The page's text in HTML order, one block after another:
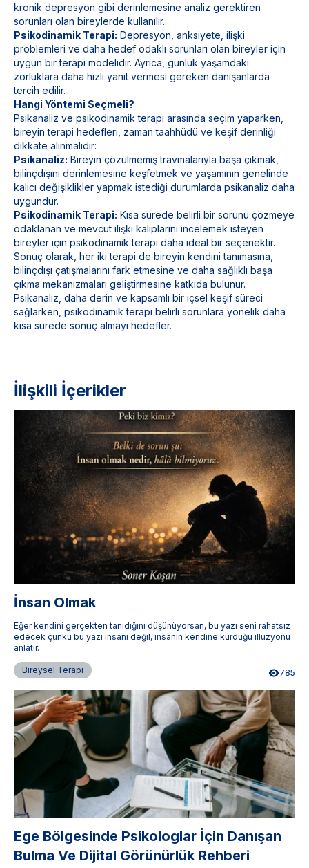
kronik depresyon gibi derinlemesine analiz gerektiren
sorunları olan bireylerde kullanılır.
Psikodinamik Terapi: Depresyon, anksiyete, ilişki
problemleri ve daha hedef odaklı sorunları olan bireyler için
uygun bir terapi modelidir. Ayrıca, günlük yaşamdaki
zorluklara daha hızlı yanıt vermesi gereken danışanlarda
tercih edilir.
Hangi Yöntemi Seçmeli?
Psikanaliz ve psikodinamik terapi arasında seçim yaparken,
bireyin terapi hedefleri, zaman taahhüdü ve keşif derinliği
dikkate alınmalıdır:
Psikanaliz: Bireyin çözülmemiş travmalarıyla başa çıkmak,
bilinçdışını derinlemesine keşfetmek ve yaşamının genelinde
kalıcı değişiklikler yapmak istediği durumlarda psikanaliz daha
uygundur.
Psikodinamik Terapi: Kısa sürede belirli bir sorunu çözmeye
odaklanan ve mevcut ilişki kalıplarını incelemek isteyen
bireyler için psikodinamik terapi daha ideal bir seçenektir.
Sonuç olarak, her iki terapi de bireyin kendini tanımasına,
bilinçdışı çatışmalarını fark etmesine ve daha sağlıklı başa
çıkma mekanizmaları geliştirmesine katkıda bulunur.
Psikanaliz, daha derin ve kapsamlı bir içsel keşif süreci
sağlarken, psikodinamik terapi belirli sorunlara yönelik daha
kısa sürede sonuç almayı hedefler.
İlişkili İçerikler
İnsan Olmak
Eğer kendini gerçekten tanıdığını düşünüyorsan, bu yazı seni rahatsız
edecek çünkü bu yazı insanı değil, insanın kendine kurduğu illüzyonu
anlatır.
Bireysel Terapi 785
Ege Bölgesinde Psikologlar İçin Danışan
Bulma Ve Dijital Görünürlük Rehberi